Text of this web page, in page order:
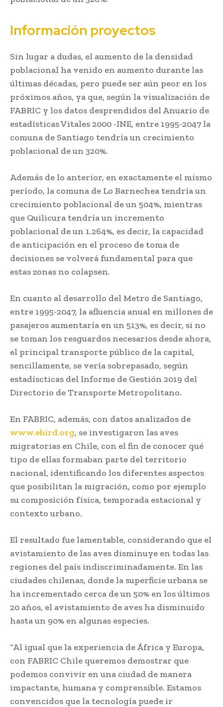
Información proyectos
Sin lugar a dudas, el aumento de la densidad
poblacional ha venido en aumento durante las
últimas décadas, pero puede ser aún peor en los
próximos años, ya que, según la visualización de
FABRIC y los datos desprendidos del Anuario de
estadísticas Vitales 2000 -INE, entre 1995-2047 la
comuna de Santiago tendría un crecimiento
poblacional de un 320%.
Además de lo anterior, en exactamente el mismo
período, la comuna de Lo Barnechea tendría un
crecimiento poblacional de un 504%, mientras
que Quilicura tendría un incremento
poblacional de un 1.264%, es decir, la capacidad
de anticipación en el proceso de toma de
decisiones se volverá fundamental para que
estas zonas no colapsen.
En cuanto al desarrollo del Metro de Santiago,
entre 1995-2047, la afluencia anual en millones de
pasajeros aumentaría en un 513%, es decir, si no
se toman los resguardos necesarios desde ahora,
el principal transporte público de la capital,
sencillamente, se vería sobrepasado, según
estadíscticas del Informe de Gestión 2019 del
Directorio de Transporte Metropolitano.
En FABRIC, además, con datos analizados de
www.ebird.org, se investigaron las aves
migratorias en Chile, con el fin de conocer qué
tipo de ellas formaban parte del territorio
nacional, identificando los diferentes aspectos
que posibilitan la migración, como por ejemplo
su composición física, temporada estacional y
contexto urbano.
El resultado fue lamentable, considerando que el
avistamiento de las aves disminuye en todas las
regiones del país indiscriminadamente. En las
ciudades chilenas, donde la superficie urbana se
ha incrementado cerca de un 50% en los últimos
20 años, el avistamiento de aves ha disminuido
hasta un 90% en algunas especies.
“Al igual que la experiencia de África y Europa,
con FABRIC Chile queremos demostrar que
podemos convivir en una ciudad de manera
impactante, humana y comprensible. Estamos
convencidos que la tecnología puede ir